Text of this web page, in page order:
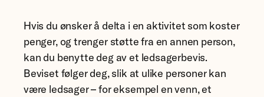
Hvis du ønsker å delta i en aktivitet som koster
penger, og trenger støtte fra en annen person,
kan du benytte deg av et ledsagerbevis.
Beviset følger deg, slik at ulike personer kan
være ledsager – for eksempel en venn, et